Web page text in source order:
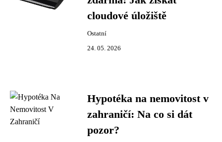
cloudové úložiště
Ostatní
24. 05. 2026
Hypotéka na nemovitost v
zahraničí: Na co si dát
pozor?